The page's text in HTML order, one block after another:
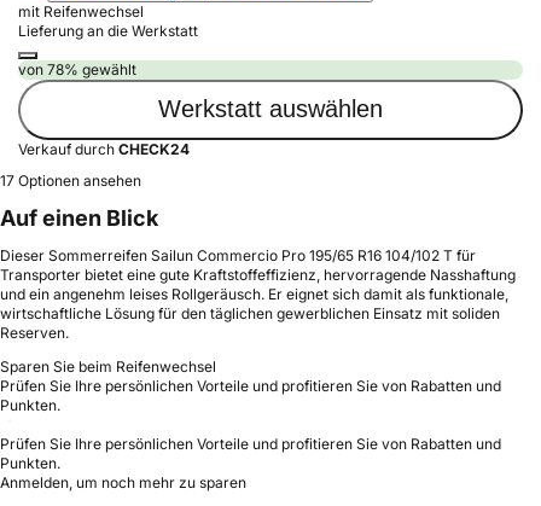
mit Reifenwechsel
Lieferung an die Werkstatt
von 78% gewählt
Werkstatt auswählen
Verkauf durch CHECK24
17 Optionen ansehen
Auf einen Blick
Dieser Sommerreifen Sailun Commercio Pro 195/65 R16 104/102 T für
Transporter bietet eine gute Kraftstoffeffizienz, hervorragende Nasshaftung
und ein angenehm leises Rollgeräusch. Er eignet sich damit als funktionale,
wirtschaftliche Lösung für den täglichen gewerblichen Einsatz mit soliden
Reserven.
Sparen Sie beim Reifenwechsel
Prüfen Sie Ihre persönlichen Vorteile und profitieren Sie von Rabatten und
Punkten.
Prüfen Sie Ihre persönlichen Vorteile und profitieren Sie von Rabatten und
Punkten.
Anmelden, um noch mehr zu sparen